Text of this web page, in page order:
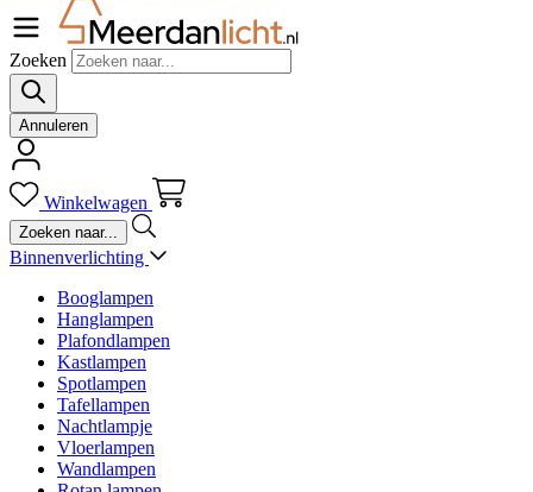
Zoeken
Annuleren
Winkelwagen
Binnenverlichting
Booglampen
Hanglampen
Plafondlampen
Kastlampen
Spotlampen
Tafellampen
Nachtlampje
Vloerlampen
Wandlampen